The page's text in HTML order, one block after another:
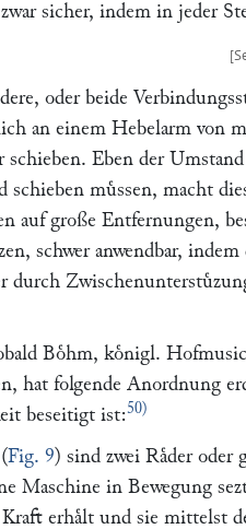
sicher, indem in jeder
oder beide
an einem Hebelarm von
schieben. Eben der
schieben muͤssen, macht
auf große Entfernungen,
schwer anwendbar,
durch
Boͤhm, koͤnigl.
hat folgende Anordnung
beseitigt ist:50)
(Fig. 9) sind zwei Raͤder oder
Maschine in Bewegung
Kraft erhaͤlt und sie mittelst